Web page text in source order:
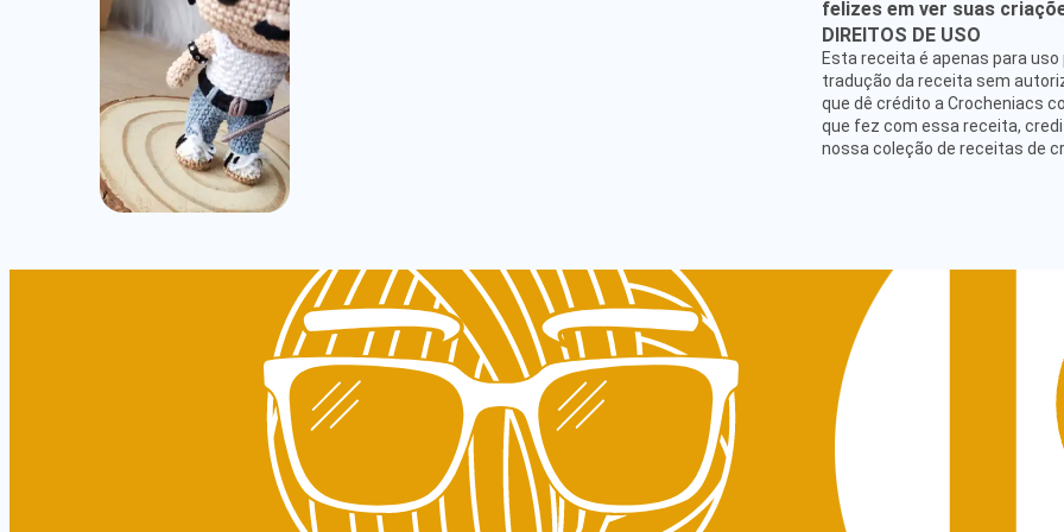
felizes em ver suas
DIREITOS DE USO
Esta receita é apenas para
tradução da receita sem
que dê crédito a Crocheniacs
que fez com essa receita,
nossa coleção de receitas de
ATENDIMENTO
hello@crocheniacs.com
SIGA NOSSOS CANAIS